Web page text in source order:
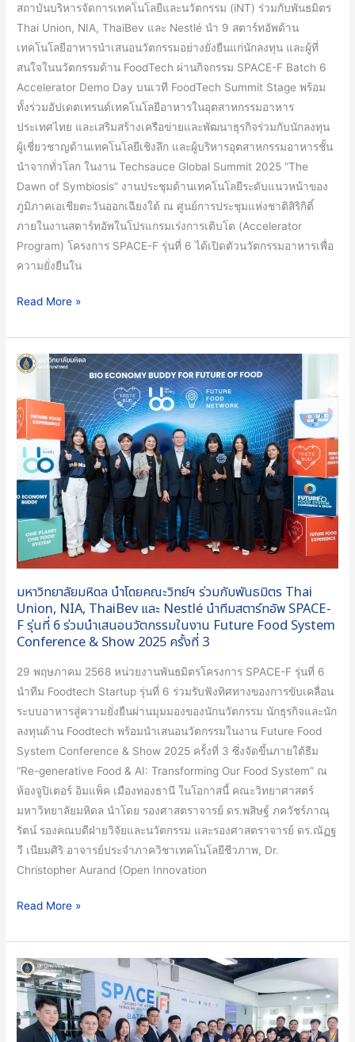
สถาบันบริหารจัดการเทคโนโลยีและนวัตกรรม (iNT) ร่วมกับพันธมิตร
Thai Union, NIA, ThaiBev และ Nestlé นำ 9 สตาร์ทอัพด้าน
เทคโนโลยีอาหารนำเสนอนวัตกรรมอย่างยั่งยืนแก่นักลงทุน และผู้ที่
สนใจในนวัตกรรมด้าน FoodTech ผ่านกิจกรรม SPACE-F Batch 6
Accelerator Demo Day บนเวที FoodTech Summit Stage พร้อม
ทั้งร่วมอัปเดตเทรนด์เทคโนโลยีอาหารในอุตสาหกรรมอาหาร
ประเทศไทย และเสริมสร้างเครือข่ายและพัฒนาธุรกิจร่วมกับนักลงทุน
ผู้เชี่ยวชาญด้านเทคโนโลยีเชิงลึก และผู้บริหารอุตสาหกรรมอาหารชั้น
นำจากทั่วโลก ในงาน Techsauce Global Summit 2025 “The
Dawn of Symbiosis” งานประชุมด้านเทคโนโลยีระดับแนวหน้าของ
ภูมิภาคเอเชียตะวันออกเฉียงใต้ ณ ศูนย์การประชุมแห่งชาติสิริกิติ์
ภายในงานสตาร์ทอัพในโปรแกรมเร่งการเติบโต (Accelerator
Program) โครงการ SPACE-F รุ่นที่ 6 ได้เปิดตัวนวัตกรรมอาหารเพื่อ
ความยั่งยืนใน
อาหาร
สุด
กิจกรรม
Batch
Accelerator
Day
งาน
Techsauce
Global
Summit
2025
“The
Dawn
of
Symbiosis”
Read More »
มหาวิทยาลัยมหิดล นำโดยคณะวิทย์ฯ ร่วมกับพันธมิตร Thai
Union, NIA, ThaiBev และ Nestlé นำทีมสตาร์ทอัพ SPACE-
F รุ่นที่ 6 ร่วมนำเสนอนวัตกรรมในงาน Future Food System
Conference & Show 2025 ครั้งที่ 3
29 พฤษภาคม 2568 หน่วยงานพันธมิตรโครงการ SPACE-F รุ่นที่ 6
นำทีม Foodtech Startup รุ่นที่ 6 ร่วมรับฟังทิศทางของการขับเคลื่อน
ระบบอาหารสู่ความยั่งยืนผ่านมุมมองของนักนวัตกรรม นักธุรกิจและนัก
ลงทุนด้าน Foodtech พร้อมนำเสนอนวัตกรรมในงาน Future Food
System Conference & Show 2025 ครั้งที่ 3 ซึ่งจัดขึ้นภายใต้ธีม
“Re-generative Food & AI: Transforming Our Food System” ณ
ห้องจูปิเตอร์ อิมแพ็ค เมืองทองธานี ในโอกาสนี้ คณะวิทยาศาสตร์
มหาวิทยาลัยมหิดล นำโดย รองศาสตราจารย์ ดร.พสิษฐ์ ภควัชร์ภาณุ
รัตน์ รองคณบดีฝ่ายวิจัยและนวัตกรรม และรองศาสตราจารย์ ดร.ณัฏฐ
วี เนียมศิริ อาจารย์ประจำภาควิชาเทคโนโลยีชีวภาพ, Dr.
Christopher Aurand (Open Innovation
มหาวิทยาลัย
นำ
โดย
คณะ
วิทย์ฯ
ร่วม
กับ
พันธมิตร
Thai
Union,
ThaiBev
และ
Nestlé
ทีม
สตาร์ท
อัพ
SPACE-
F
รุ่น
ที่
6
ร่วม
นำ
เสนอ
Future
Food
System
Conference
Read More »
มหาวิทยาลัย
มหิดล
นำ
โดย